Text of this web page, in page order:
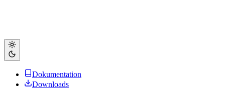
Dokumentation
Downloads